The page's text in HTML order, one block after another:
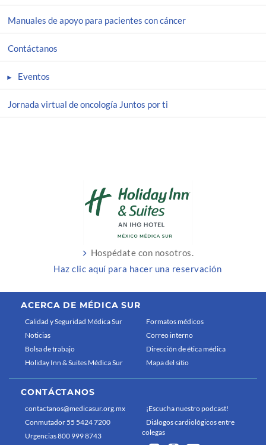
Manuales de apoyo para pacientes con cáncer
Contáctanos
Eventos
Jornada virtual de oncología Juntos por ti
Hospédate con nosotros.
Haz clic aquí para hacer una reservación
ACERCA DE MÉDICA SUR
Calidad y Seguridad Médica Sur
Noticias
Bolsa de trabajo
Holiday Inn & Suites Médica Sur
Formatos médicos
Correo interno
Dirección de ética médica
Mapa del sitio
CONTÁCTANOS
contactanos@medicasur.org.mx
Conmutador 55 5424 7200
Urgencias 800 999 8743
¡Escucha nuestro podcast!
Diálogos cardiológicos entre
colegas